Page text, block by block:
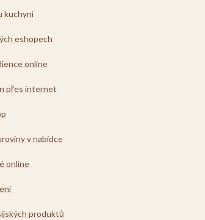
kuchyni
eshopech
online
přes internet
v nabídce
online
produktů